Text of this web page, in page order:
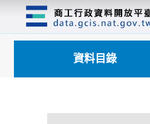
資料目錄